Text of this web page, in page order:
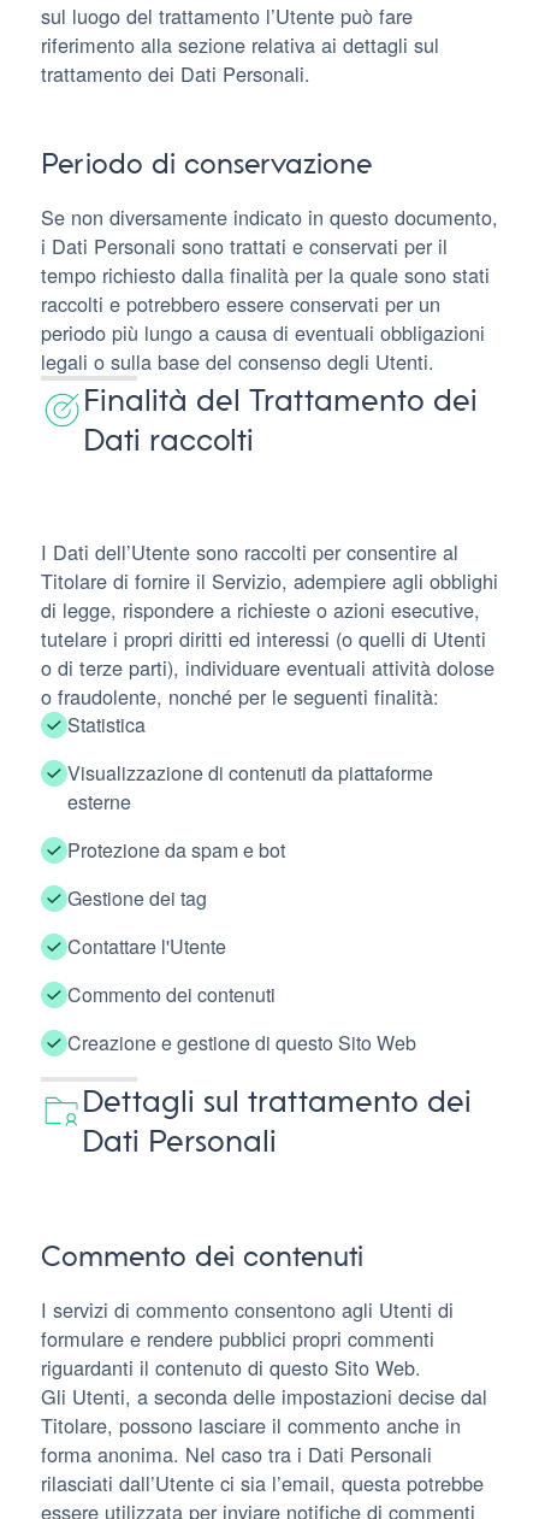
sul luogo del trattamento l’Utente può fare
riferimento alla sezione relativa ai dettagli sul
trattamento dei Dati Personali.
Periodo di conservazione
Se non diversamente indicato in questo documento,
i Dati Personali sono trattati e conservati per il
tempo richiesto dalla finalità per la quale sono stati
raccolti e potrebbero essere conservati per un
periodo più lungo a causa di eventuali obbligazioni
legali o sulla base del consenso degli Utenti.
Finalità del Trattamento dei
Dati raccolti
I Dati dell’Utente sono raccolti per consentire al
Titolare di fornire il Servizio, adempiere agli obblighi
di legge, rispondere a richieste o azioni esecutive,
tutelare i propri diritti ed interessi (o quelli di Utenti
o di terze parti), individuare eventuali attività dolose
o fraudolente, nonché per le seguenti finalità:
Statistica
Visualizzazione di contenuti da piattaforme
esterne
Protezione da spam e bot
Gestione dei tag
Contattare l'Utente
Commento dei contenuti
Creazione e gestione di questo Sito Web
Dettagli sul trattamento dei
Dati Personali
Commento dei contenuti
I servizi di commento consentono agli Utenti di
formulare e rendere pubblici propri commenti
riguardanti il contenuto di questo Sito Web.
Gli Utenti, a seconda delle impostazioni decise dal
Titolare, possono lasciare il commento anche in
forma anonima. Nel caso tra i Dati Personali
rilasciati dall’Utente ci sia l’email, questa potrebbe
essere utilizzata per inviare notifiche di commenti